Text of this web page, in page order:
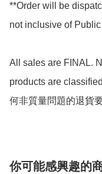
**Order will be
not inclusive of
All sales are FINAL.
products are
何非質量問題的退貨
你可能感興趣的